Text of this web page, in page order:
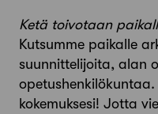
Ketä toivotaan
Kutsumme paikalle
suunnittelijoita, alan
kokemuksesi! Jotta